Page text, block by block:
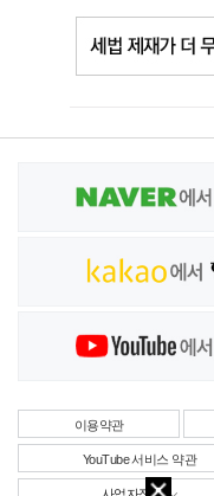
이용약관
YouTube 서비스 약관